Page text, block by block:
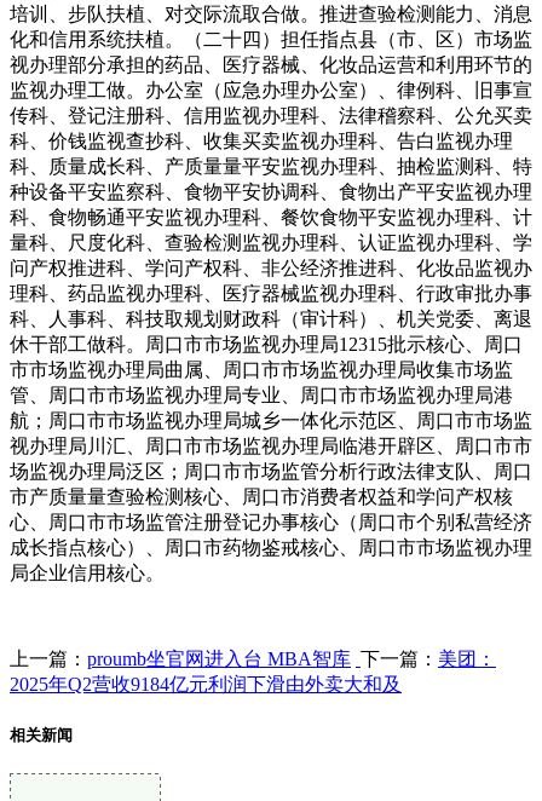
培训、步队扶植、对交际流取合做。推进查验检测能力、消息
化和信用系统扶植。（二十四）担任指点县（市、区）市场监
视办理部分承担的药品、医疗器械、化妆品运营和利用环节的
监视办理工做。办公室（应急办理办公室）、律例科、旧事宣
传科、登记注册科、信用监视办理科、法律稽察科、公允买卖
科、价钱监视查抄科、收集买卖监视办理科、告白监视办理
科、质量成长科、产质量量平安监视办理科、抽检监测科、特
种设备平安监察科、食物平安协调科、食物出产平安监视办理
科、食物畅通平安监视办理科、餐饮食物平安监视办理科、计
量科、尺度化科、查验检测监视办理科、认证监视办理科、学
问产权推进科、学问产权科、非公经济推进科、化妆品监视办
理科、药品监视办理科、医疗器械监视办理科、行政审批办事
科、人事科、科技取规划财政科（审计科）、机关党委、离退
休干部工做科。周口市市场监视办理局12315批示核心、周口
市市场监视办理局曲属、周口市市场监视办理局收集市场监
管、周口市市场监视办理局专业、周口市市场监视办理局港
航；周口市市场监视办理局城乡一体化示范区、周口市市场监
视办理局川汇、周口市市场监视办理局临港开辟区、周口市市
场监视办理局泛区；周口市市场监管分析行政法律支队、周口
市产质量量查验检测核心、周口市消费者权益和学问产权核
心、周口市市场监管注册登记办事核心（周口市个别私营经济
成长指点核心）、周口市药物鉴戒核心、周口市市场监视办理
局企业信用核心。
上一篇： proumb坐官网进入台 MBA智库 下一篇： 美团：
2025年Q2营收9184亿元利润下滑由外卖大和及
相关新闻